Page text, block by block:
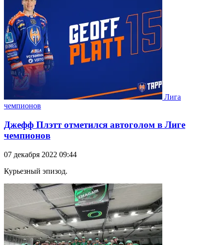
Лига
чемпионов
Джефф Плэтт отметился автоголом в Лиге
чемпионов
07 декабря 2022 09:44
Курьезный эпизод.